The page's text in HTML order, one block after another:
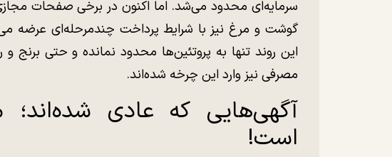
سرمایه‌ای محدود می‌شد. اما اکنون در برخی صفحات مجازی
گوشت و مرغ نیز با شرایط پرداخت چندمرحله‌ای عرضه
این روند تنها به پروتئین‌ها محدود نمانده و حتی برنج و
مصرفی نیز وارد این چرخه شده‌اند.
آگهی‌هایی که عادی
است!